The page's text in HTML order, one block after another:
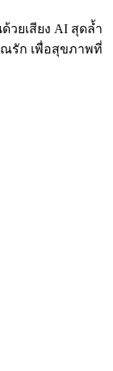
วยเสียง AI สุดล้ำ
ณรัก เพื่อสุขภาพที่